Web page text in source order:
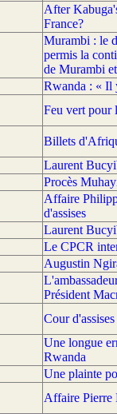
After
France?
Murambi : le
permis la
de Murambi
Rwanda : « Il
Feu vert pour
Billets
Laurent
Procès
Affaire
d'assises
Laurent
Le CPCR
Augustin
Président
Cour
Une longue
Rwanda
Une plainte
Affaire Pierre